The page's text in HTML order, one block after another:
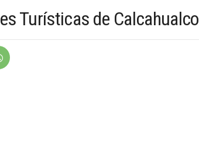
Turísticas de Calcahualco